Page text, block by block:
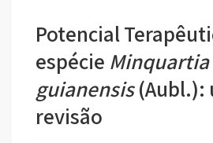
Potencial
espécie Minquartia
guianensis(Aubl.):
revisão